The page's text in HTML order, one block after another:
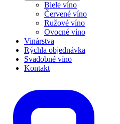
Biele víno
Červené víno
Ružové víno
Ovocné víno
Vinárstva
Rýchla objednávka
Svadobné víno
Kontakt